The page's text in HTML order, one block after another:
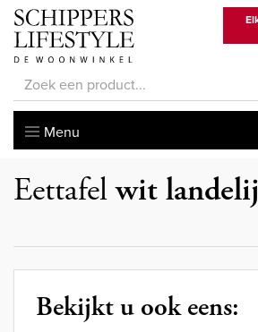
Menu
Eettafelwit
Bekijkt u ook eens: